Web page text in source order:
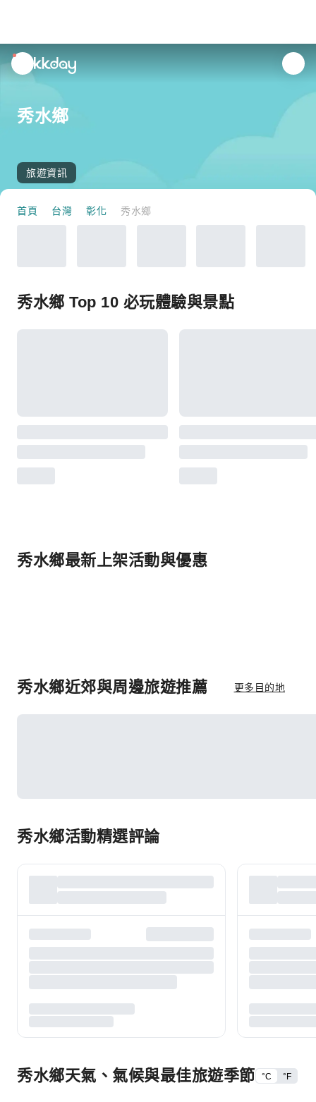
unread
notifications
秀水鄉
旅遊資訊
首頁 台灣 彰化 秀水鄉
秀水鄉 Top 10 必玩體驗與景點
秀水鄉最新上架活動與優惠
秀水鄉近郊與周邊旅遊推薦 更多目的地
秀水鄉活動精選評論
秀水鄉天氣、氣候與最佳旅遊季節 °C °F